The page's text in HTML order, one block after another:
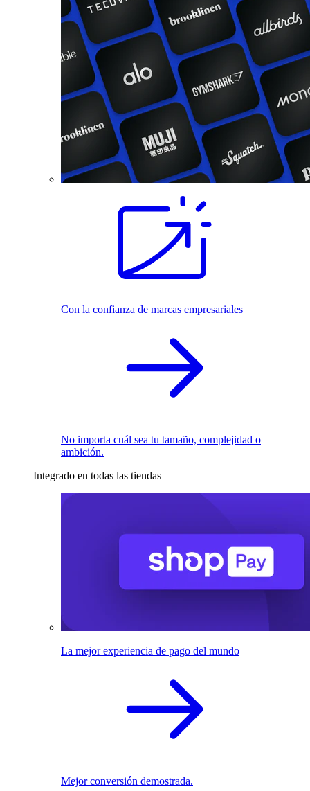
Con la confianza de marcas empresariales
No importa cuál sea tu tamaño, complejidad o
ambición.
Integrado en todas las tiendas
La mejor experiencia de pago del mundo
Mejor conversión demostrada.